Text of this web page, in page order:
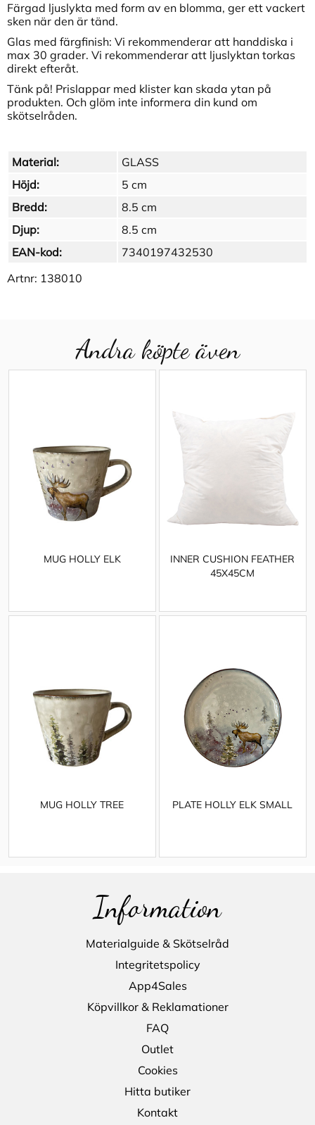
Färgad ljuslykta med form av en blomma, ger ett vackert
sken när den är tänd.
Glas med färgfinish: Vi rekommenderar att handdiska i
max 30 grader. Vi rekommenderar att ljuslyktan torkas
direkt efteråt.
Tänk på! Prislappar med klister kan skada ytan på
produkten. Och glöm inte informera din kund om
skötselråden.
Material:
GLASS
Höjd:
5 cm
Bredd:
8.5 cm
Djup:
8.5 cm
EAN-kod:
7340197432530
Artnr: 138010
Andra köpte även
MUG HOLLY ELK
INNER CUSHION FEATHER
45X45CM
MUG HOLLY TREE PLATE HOLLY ELK SMALL
Information
Materialguide & Skötselråd
Integritetspolicy
App4Sales
Köpvillkor & Reklamationer
FAQ
Outlet
Cookies
Hitta butiker
Kontakt